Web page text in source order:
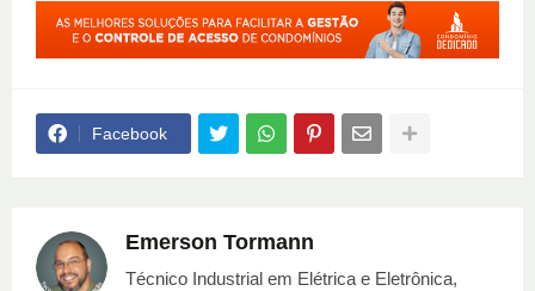
Facebook
Emerson Tormann
Técnico Industrial em Elétrica e Eletrônica,